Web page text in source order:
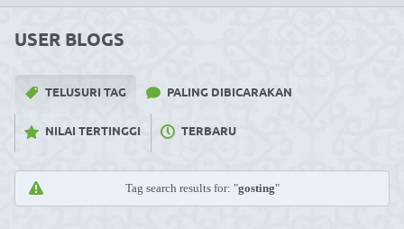
USER BLOGS
TELUSURI TAG PALING DIBICARAKAN
NILAI TERTINGGI TERBARU
Tag search results for: "gosting"